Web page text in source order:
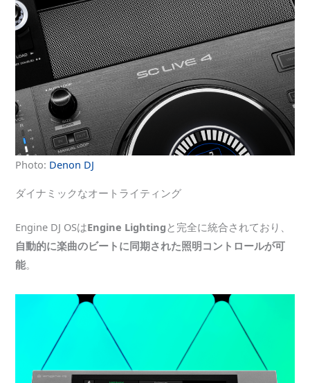
Photo: Denon DJ
ダイナミックなオートライティング
Engine DJ OSはEngine Lightingと完全に統合されており、
自動的に楽曲のビートに同期された照明コントロールが可
能。